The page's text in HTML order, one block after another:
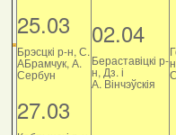
25.03
Брэсцкі р-н, С.
АБрамчук, А.
Сербун
27.03
02.04
Бераставіцкі р-
н, Дз. і
А. Вінчэўскія